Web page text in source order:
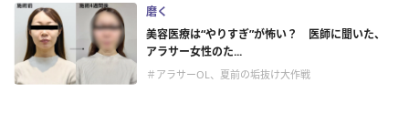
磨く
美容医療は“やりすぎ”が怖い？ 医師に聞いた、
アラサー女性のた...
＃アラサーOL、夏前の垢抜け大作戦